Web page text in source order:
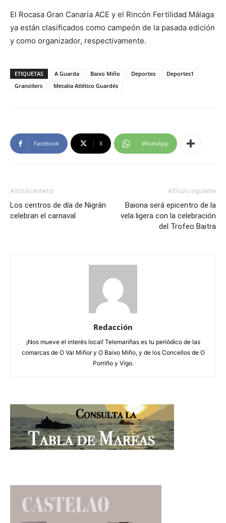
El Rocasa Gran Canaria ACE y el Rincón Fertilidad Málaga
ya están clasificados como campeón de la pasada edición
y como organizador, respectivamente.
ETIQUETAS A Guarda Baixo Miño Deportes
Deportes1
Granollers
Mecalia Atlético Guardés
Facebook X WhatsApp
Artículo anterior
Los centros de día de Nigrán
celebran el carnaval
Artículo siguiente
Baiona será epicentro de la
vela ligera con la celebración
del Trofeo Baitra
Redacción
¡Nos mueve el interés local! Telemariñas es tu periódico de las
comarcas de O Val Miñor y O Baixo Miño, y de los Concellos de O
Porriño y Vigo.